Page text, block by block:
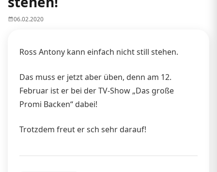
06.02.2020
Ross Antony kann einfach nicht still stehen.
Das muss er jetzt aber üben, denn am 12.
Februar ist er bei der TV-Show „Das große
Promi Backen“ dabei!
Trotzdem freut er sch sehr darauf!